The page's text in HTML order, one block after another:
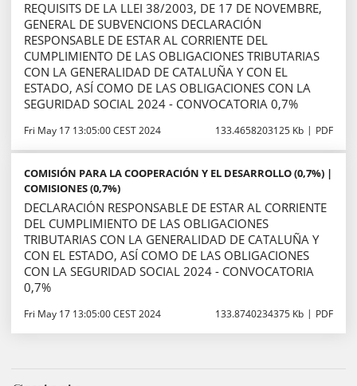
REQUISITS DE LA LLEI 38/2003, DE 17 DE NOVEMBRE,
GENERAL DE SUBVENCIONS DECLARACIÓN
RESPONSABLE DE ESTAR AL CORRIENTE DEL
CUMPLIMIENTO DE LAS OBLIGACIONES TRIBUTARIAS
CON LA GENERALIDAD DE CATALUÑA Y CON EL
ESTADO, ASÍ COMO DE LAS OBLIGACIONES CON LA
SEGURIDAD SOCIAL 2024 - CONVOCATORIA 0,7%
Fri May 17 13:05:00 CEST 2024 133.4658203125 Kb PDF
COMISIÓN PARA LA COOPERACIÓN Y EL DESARROLLO (0,7%) |
COMISIONES (0,7%)
DECLARACIÓN RESPONSABLE DE ESTAR AL CORRIENTE
DEL CUMPLIMIENTO DE LAS OBLIGACIONES
TRIBUTARIAS CON LA GENERALIDAD DE CATALUÑA Y
CON EL ESTADO, ASÍ COMO DE LAS OBLIGACIONES
CON LA SEGURIDAD SOCIAL 2024 - CONVOCATORIA
0,7%
Fri May 17 13:05:00 CEST 2024 133.8740234375 Kb PDF